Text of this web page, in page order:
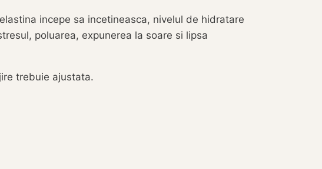
incepe sa incetineasca, nivelul de hidratare
poluarea, expunerea la soare si lipsa
trebuie ajustata.